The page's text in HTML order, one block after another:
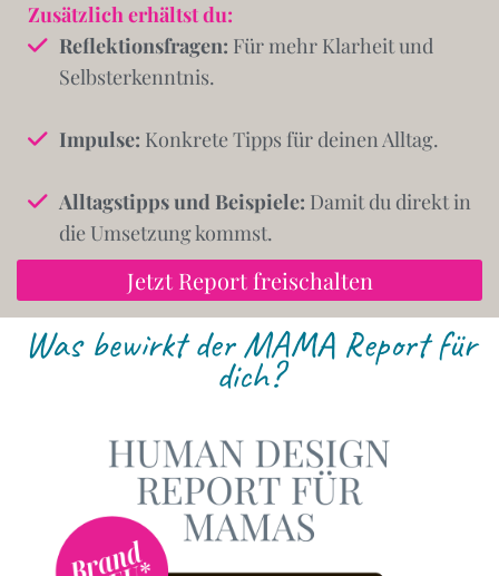
Zusätzlich erhältst du:
Reflektionsfragen: Für mehr Klarheit und
Selbsterkenntnis.
Impulse: Konkrete Tipps für deinen Alltag.
Alltagstipps und Beispiele: Damit du direkt in
die Umsetzung kommst.
Jetzt Report freischalten
Was bewirkt der MAMA Report für
dich?